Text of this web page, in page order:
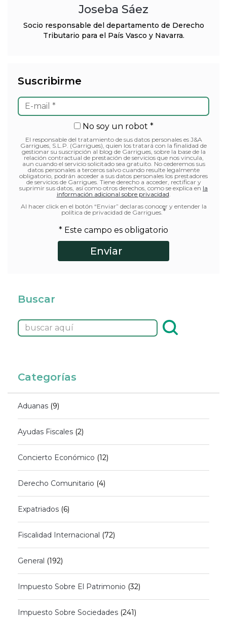
Joseba Sáez
Socio responsable del departamento de Derecho
Tributario para el País Vasco y Navarra.
Suscribirme
No soy un robot *
El responsable del tratamiento de sus datos personales es J&A
Garrigues, S.L.P. (Garrigues), quien los tratará con la finalidad de
gestionar su suscripción al blog de Garrigues, sobre la base de la
relación contractual de prestación de servicios que nos vincula,
aun cuando el servicio solicitado sea gratuito. No cederemos sus
datos personales a terceros salvo cuando resulte legalmente
obligatorio, podrán acceder a sus datos personales los prestadores
de servicios de Garrigues. Tiene derecho a acceder, rectificar y
suprimir sus datos, así como otros derechos, como se explica en la
información adicional sobre privacidad
Al hacer click en el botón “Enviar” declaras conocer y entender la
política de privacidad de Garrigues. *
* Este campo es obligatorio
Buscar
Categorías
Aduanas (9)
Ayudas Fiscales (2)
Concierto Económico (12)
Derecho Comunitario (4)
Expatriados (6)
Fiscalidad Internacional (72)
General (192)
Impuesto Sobre El Patrimonio (32)
Impuesto Sobre Sociedades (241)